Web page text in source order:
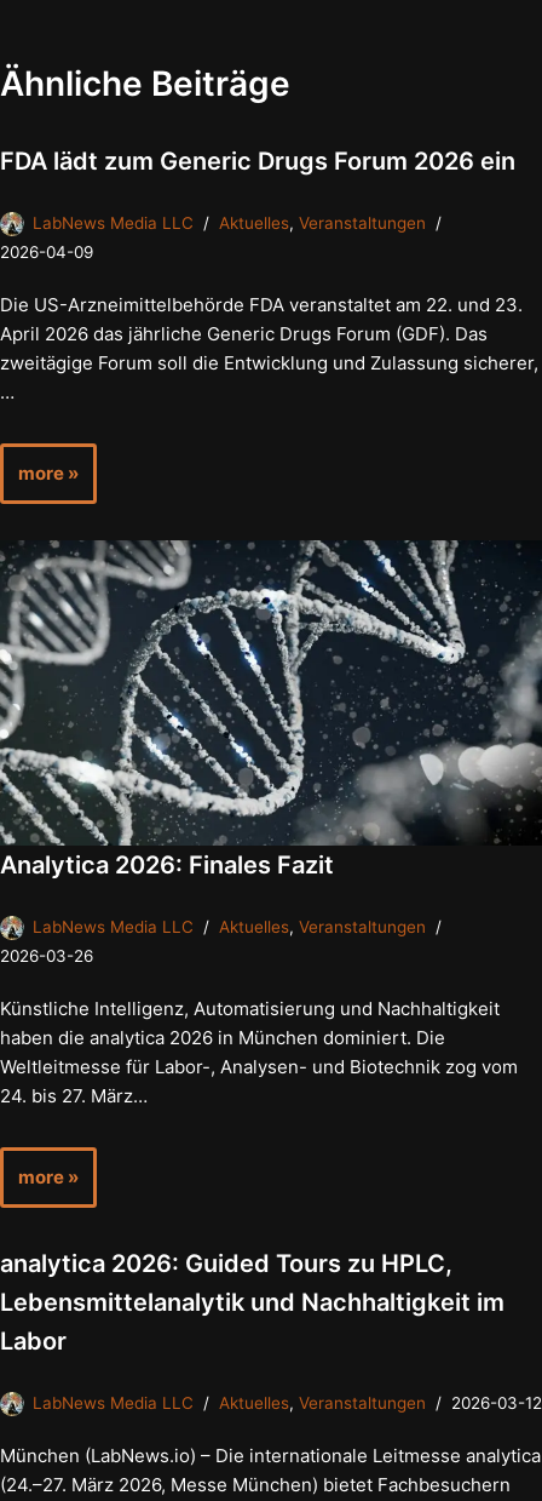
Ähnliche Beiträge
FDA lädt zum Generic Drugs Forum 2026 ein
LabNews Media LLC Aktuelles, Veranstaltungen
2026-04-09
Die US-Arzneimittelbehörde FDA veranstaltet am 22. und 23.
April 2026 das jährliche Generic Drugs Forum (GDF). Das
zweitägige Forum soll die Entwicklung und Zulassung sicherer,
…
more »
Analytica 2026: Finales Fazit
LabNews Media LLC Aktuelles, Veranstaltungen
2026-03-26
Künstliche Intelligenz, Automatisierung und Nachhaltigkeit
haben die analytica 2026 in München dominiert. Die
Weltleitmesse für Labor-, Analysen- und Biotechnik zog vom
24. bis 27. März…
more »
analytica 2026: Guided Tours zu HPLC,
Lebensmittelanalytik und Nachhaltigkeit im
Labor
LabNews Media LLC Aktuelles, Veranstaltungen 2026-03-12
München (LabNews.io) – Die internationale Leitmesse analytica
(24.–27. März 2026, Messe München) bietet Fachbesuchern